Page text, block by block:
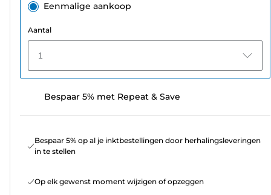
Eenmalige aankoop
Aantal
1
Bespaar 5% met Repeat & Save
Bespaar 5% op al je inktbestellingen door herhalingsleveringen
in te stellen
Op elk gewenst moment wijzigen of opzeggen